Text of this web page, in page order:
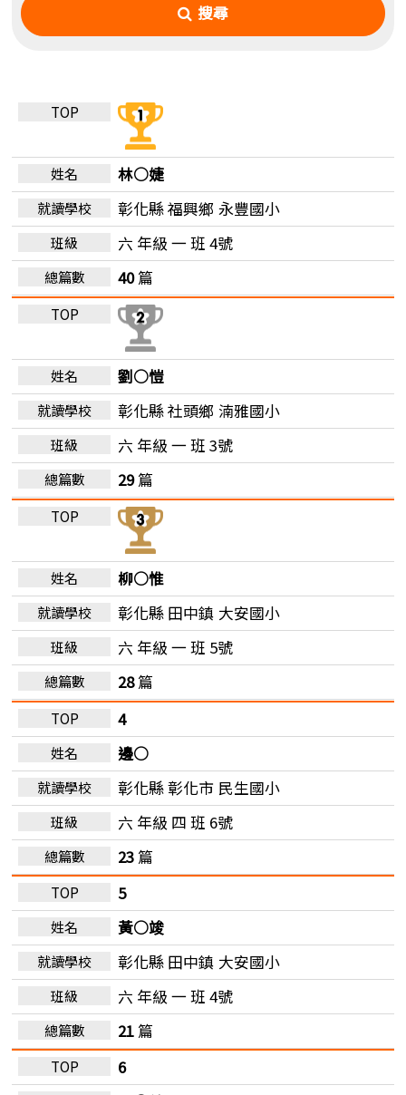
音
張
搜尋
林○婕
彰化縣 福興鄉 永豐國小
六 年級 一 班 4號
40篇
劉○愷
彰化縣 社頭鄉 湳雅國小
六 年級 一 班 3號
29篇
柳○惟
彰化縣 田中鎮 大安國小
六 年級 一 班 5號
28篇
4
邊○
彰化縣 彰化市 民生國小
六 年級 四 班 6號
23 篇
5
黃○竣
彰化縣 田中鎮 大安國小
六 年級 一 班 4號
21 篇
6